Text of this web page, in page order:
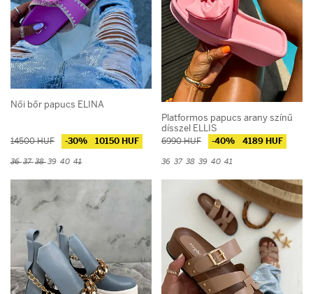
Red
Pink
Blue
Green
Fuchsia
Purple
Gold
Multicolor
Méret
36
37
40
41
42
3900 - 15990
Női bőr papucs ELINA
14500 HUF -30% 10150 HUF
36373839 40 41
Platformos papucs arany színű
dísszel ELLIS
6990 HUF -40% 4189 HUF
36 37 38 39 40 41